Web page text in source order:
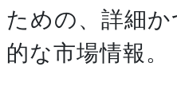
ための、詳細か
的な市場情報。